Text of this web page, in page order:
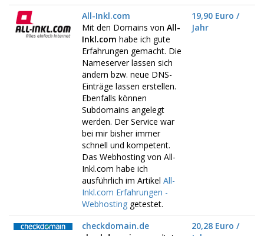
All-Inkl.com
Mit den Domains von All-
Inkl.com habe ich gute
Erfahrungen gemacht. Die
Nameserver lassen sich
ändern bzw. neue DNS-
Einträge lassen erstellen.
Ebenfalls können
Subdomains angelegt
werden. Der Service war
bei mir bisher immer
schnell und kompetent.
Das Webhosting von All-
Inkl.com habe ich
ausführlich im Artikel All-
Inkl.com Erfahrungen -
Webhosting getestet.
19,90 Euro /
Jahr
checkdomain.de
20,28 Euro /